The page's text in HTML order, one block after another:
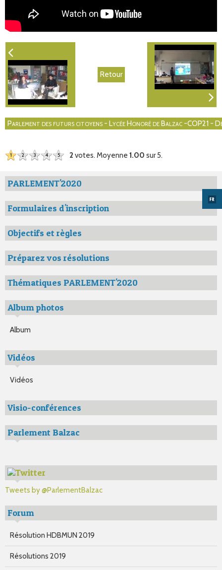
Retour
Parlement des futurs citoyens - Lycée Honoré de Balzac -COP21
1 2 3 4 5 2 votes. Moyenne 1.00 sur 5.
PARLEMENT'2020
Formulaires d'inscription
Objectifs et règles
Préparez vos résolutions
Thématiques PARLEMENT'2020
Album photos
Album
Vidéos
Vidéos
Visio-conférences
Parlement Balzac
Tweets by @ParlementBalzac
Forum
Résolution HDBMUN 2019
Résolutions 2019